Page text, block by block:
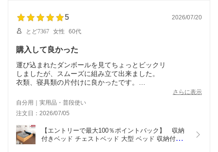
2BOX 敷板付き
5 2026/07/20
とど7367 女性 60代
購入して良かった
運び込まれたダンボールを見てちょっとビックリ
しましたが、スムーズに組み立て出来ました。
衣類、寝具類の片付けに良かったです。
他商品と迷いがありましたが、頭部分の板が無いので部屋が
広く見えて良かったです。
ただ引き出しの一部分に張り合わせの剥がれがありボンドで
修繕出来ましたので気になる程でもなく
購入して良かったです。
さらに表示
自分用｜実用品・普段使い
注文日：2026/07/05
【エントリーで最大100％ポイントバック】　収納
付きベッド チェストベッド 大型 ベッド 収納付き